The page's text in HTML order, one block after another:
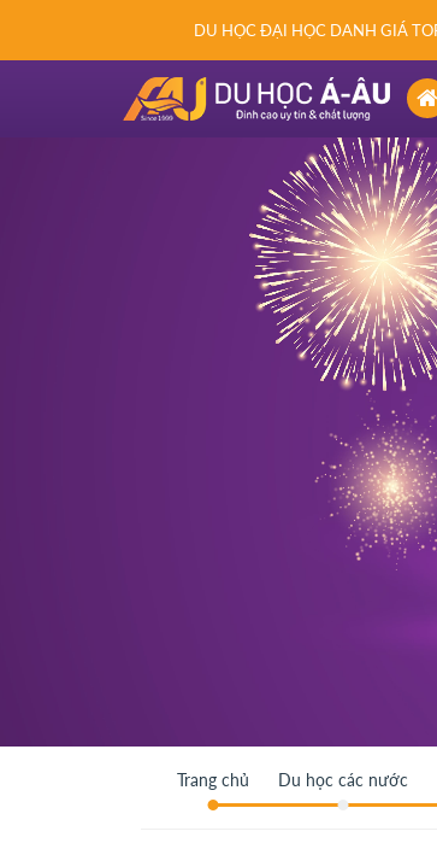
DU HỌC ĐẠI HỌC DANH GIÁ
Trang chủ Du học các nước